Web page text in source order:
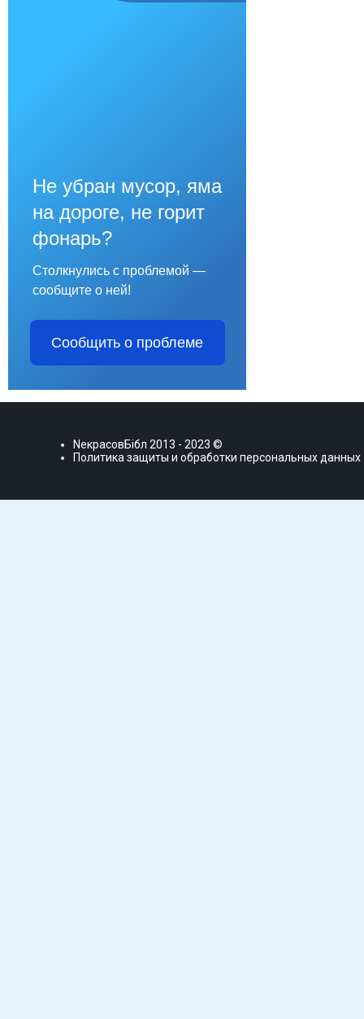
Не убран мусор, яма
на дороге, не горит
фонарь?
Столкнулись с проблемой —
сообщите о ней!
Сообщить о проблеме
NекрасовБiбл 2013 - 2023 ©
Политика защиты и обработки персональных данных